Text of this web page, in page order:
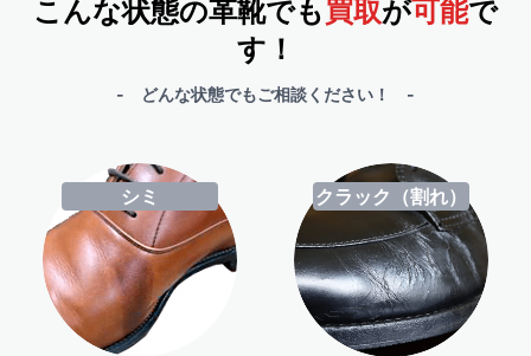
こんな状態の革靴でも買取が可能で
す！
- どんな状態でもご相談ください！ -
シミ クラック（割れ）